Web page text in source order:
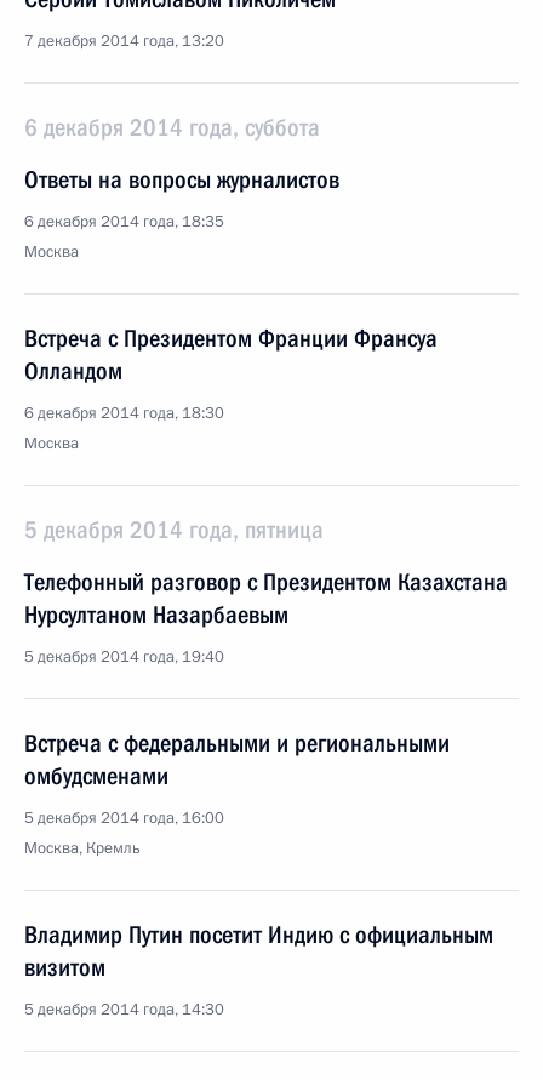
7 декабря 2014 года, 13:20
6 декабря 2014 года, суббота
Ответы на вопросы журналистов
6 декабря 2014 года, 18:35
Москва
Встреча с Президентом Франции Франсуа
Олландом
6 декабря 2014 года, 18:30
Москва
5 декабря 2014 года, пятница
Телефонный разговор с Президентом Казахстана
Нурсултаном Назарбаевым
5 декабря 2014 года, 19:40
Встреча с федеральными и региональными
омбудсменами
5 декабря 2014 года, 16:00
Москва, Кремль
Владимир Путин посетит Индию с официальным
визитом
5 декабря 2014 года, 14:30